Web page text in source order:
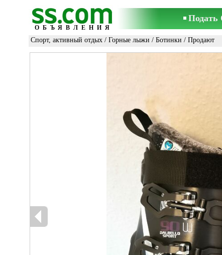
ОБЪЯВЛЕНИЯ
Подать
Спорт, активный отдых / Горные лыжи / Ботинки / Продают